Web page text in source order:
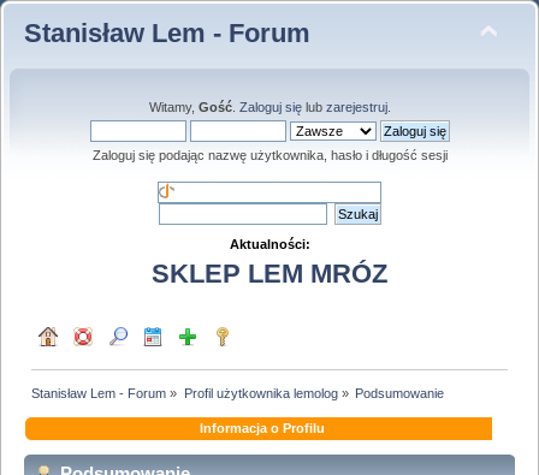
Stanisław Lem - Forum
Witamy, Gość. Zaloguj sięlub zarejestruj.
Zaloguj się podając nazwę użytkownika, hasło i długość sesji
Aktualności:
SKLEP LEM MRÓZ
Stanisław Lem - Forum » Profil użytkownika lemolog» Podsumowanie
Informacja o Profilu